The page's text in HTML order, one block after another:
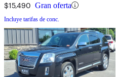
$15,490 Gran oferta
Incluye tarifas de conc.